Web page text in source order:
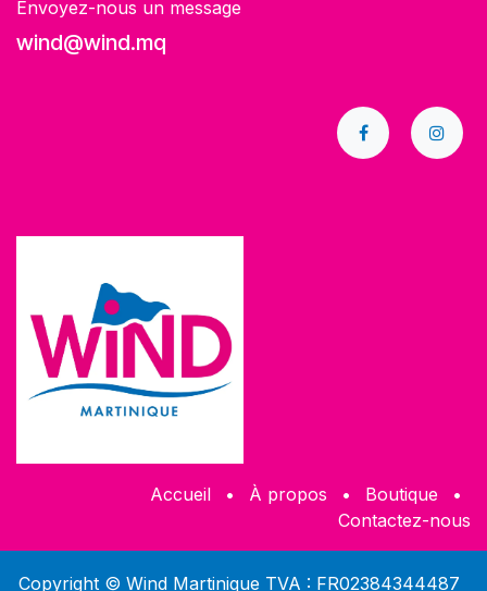
Envoyez-nous un message
wind@wind.mq
Accueil • À propos • ​Boutique
•
Contactez-nous
Copyright © Wind Martinique TVA : FR02384344487